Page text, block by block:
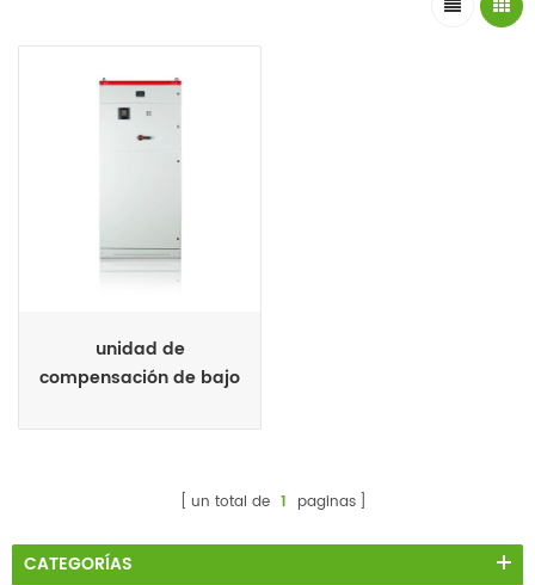
unidad de
compensación de bajo
un total de 1 paginas
CATEGORÍAS